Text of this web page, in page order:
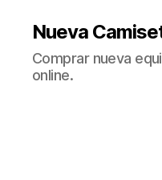
Nueva
Comprar nueva
online.